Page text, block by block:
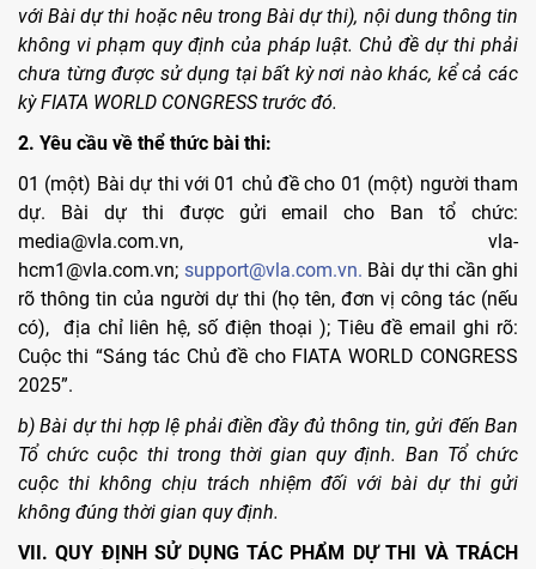
với Bài dự thi hoặc nêu trong Bài dự thi), nội dung thông tin
không vi phạm quy định của pháp luật. Chủ đề dự thi phải
chưa từng được sử dụng tại bất kỳ nơi nào khác, kể cả các
kỳ FIATA WORLD CONGRESS trước đó.
2. Yêu cầu về thể thức bài thi:
01 (một) Bài dự thi với 01 chủ đề cho 01 (một) người tham
dự. Bài dự thi được gửi email cho Ban tổ chức:
media@vla.com.vn, vla-
hcm1@vla.com.vn; support@vla.com.vn. Bài dự thi cần ghi
rõ thông tin của người dự thi (họ tên, đơn vị công tác (nếu
có), địa chỉ liên hệ, số điện thoại ); Tiêu đề email ghi rõ:
Cuộc thi “Sáng tác Chủ đề cho FIATA WORLD CONGRESS
2025”.
b) Bài dự thi hợp lệ phải điền đầy đủ thông tin, gửi đến Ban
Tổ chức cuộc thi trong thời gian quy định. Ban Tổ chức
cuộc thi không chịu trách nhiệm đối với bài dự thi gửi
không đúng thời gian quy định.
VII. QUY ĐỊNH SỬ DỤNG TÁC PHẨM DỰ THI VÀ TRÁCH